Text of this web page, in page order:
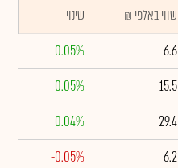
₪ שווי באלפי
שינוי
6.6
0.05%
15.5
0.05%
29.4
0.04%
6.2
-0.05%